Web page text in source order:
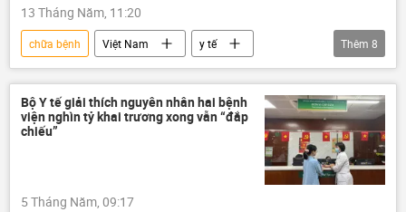
13 Tháng Năm, 11:20
chữa bệnh Việt Nam
y tế
thông tin
mang thai
phụ nữ mang thai
bào thai
bệnh
bệnh viện
Trẻ em bé sơ sinh
Thêm 8
Bộ Y tế giải thích nguyên nhân hai bệnh
viện nghìn tỷ khai trương xong vẫn “đắp
chiếu”
5 Tháng Năm, 09:17